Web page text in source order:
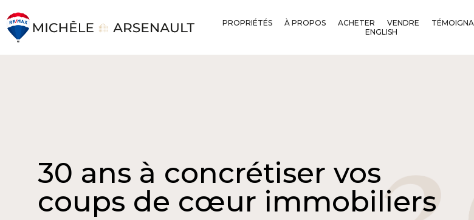
PROPRIÉTÉS À PROPOS ACHETER VENDRE
ENGLISH
30 ans à concrétiser vos
coups de cœur immobiliers